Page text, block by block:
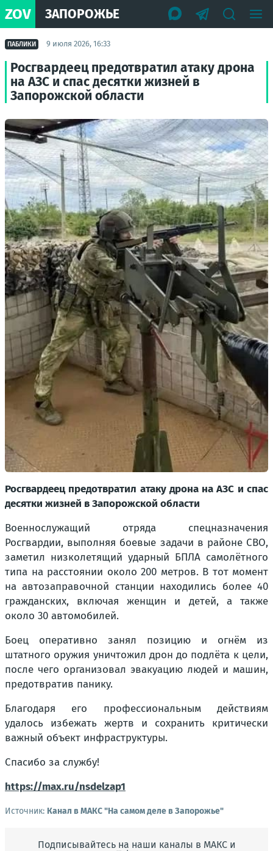
ZOV ЗАПОРОЖЬЕ
ПАБЛИКИ 9 июля 2026, 16:33
Росгвардеец предотвратил атаку дрона
на АЗС и спас десятки жизней в
Запорожской области
Росгвардеец предотвратил атаку дрона на АЗС и спас
десятки жизней в Запорожской области
Военнослужащий отряда спецназначения
Росгвардии, выполняя боевые задачи в районе СВО,
заметил низколетящий ударный БПЛА самолётного
типа на расстоянии около 200 метров. В тот момент
на автозаправочной станции находились более 40
гражданских, включая женщин и детей, а также
около 30 автомобилей.
Боец оперативно занял позицию и огнём из
штатного оружия уничтожил дрон до подлёта к цели,
после чего организовал эвакуацию людей и машин,
предотвратив панику.
Благодаря его профессиональным действиям
удалось избежать жертв и сохранить критически
важный объект инфраструктуры.
Спасибо за службу!
https://max.ru/nsdelzap1
Источник: Канал в МАКС "На самом деле в Запорожье"
Подписывайтесь на наши каналы в МАКС и